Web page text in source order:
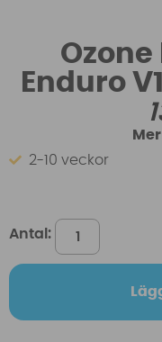
Ozone
Enduro
2-10 veckor
Antal: